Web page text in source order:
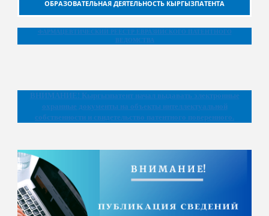
ОБРАЗОВАТЕЛЬНАЯ ДЕЯТЕЛЬНОСТЬ КЫРГЫЗПАТЕНТА
ФАРМАЦЕВТИЧЕСКИЙ РЕЕСТР ЕВРАЗИЙСКОГО ПАТЕНТНОГО
ВЕДОМСТВА
ВНИМАНИЕ! Кыргызпатент начал выдавать электронные
охранные документы на объекты интеллектуальной
собственности и свидетельство патентного поверенного.